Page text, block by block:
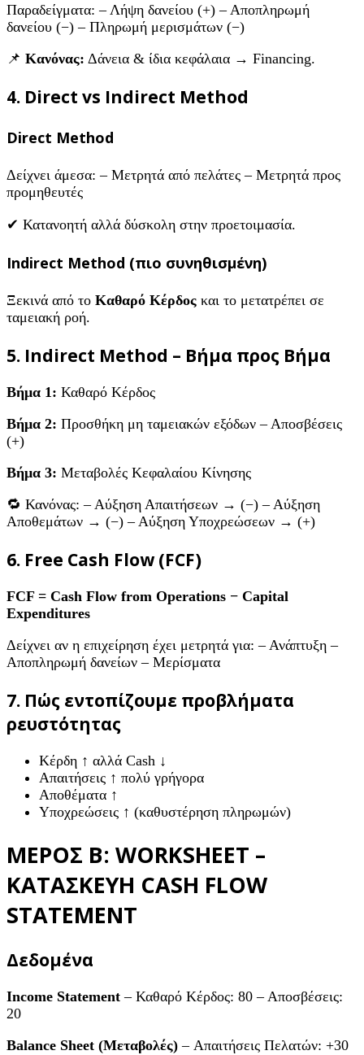
Παραδείγματα: – Λήψη δανείου (+) – Αποπληρωμή
δανείου (−) – Πληρωμή μερισμάτων (−)
📌 Κανόνας: Δάνεια & ίδια κεφάλαια → Financing.
4. Direct vs Indirect Method
Direct Method
Δείχνει άμεσα: – Μετρητά από πελάτες – Μετρητά προς
προμηθευτές
✔ Κατανοητή αλλά δύσκολη στην προετοιμασία.
Indirect Method (πιο συνηθισμένη)
Ξεκινά από το Καθαρό Κέρδος και το μετατρέπει σε
ταμειακή ροή.
5. Indirect Method – Βήμα προς Βήμα
Βήμα 1: Καθαρό Κέρδος
Βήμα 2: Προσθήκη μη ταμειακών εξόδων – Αποσβέσεις
(+)
Βήμα 3: Μεταβολές Κεφαλαίου Κίνησης
🔁 Κανόνας: – Αύξηση Απαιτήσεων → (−) – Αύξηση
Αποθεμάτων → (−) – Αύξηση Υποχρεώσεων → (+)
6. Free Cash Flow (FCF)
FCF = Cash Flow from Operations − Capital
Expenditures
Δείχνει αν η επιχείρηση έχει μετρητά για: – Ανάπτυξη –
Αποπληρωμή δανείων – Μερίσματα
7. Πώς εντοπίζουμε προβλήματα
ρευστότητας
Κέρδη ↑ αλλά Cash ↓
Απαιτήσεις ↑ πολύ γρήγορα
Αποθέματα ↑
Υποχρεώσεις ↑ (καθυστέρηση πληρωμών)
ΜΕΡΟΣ Β: WORKSHEET –
ΚΑΤΑΣΚΕΥΗ CASH FLOW
STATEMENT
Δεδομένα
Income Statement – Καθαρό Κέρδος: 80 – Αποσβέσεις:
20
Balance Sheet (Μεταβολές) – Απαιτήσεις Πελατών: +30